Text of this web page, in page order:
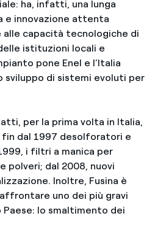
ha, infatti, una lunga
e innovazione attenta
alle capacità tecnologiche di
istituzioni locali e
pone Enel e l’Italia
sviluppo di sistemi evoluti per
per la prima volta in Italia,
dal 1997 desolforatori e
i filtri a manica per
polveri; dal 2008, nuovi
Inoltre, Fusina è
uno dei più gravi
lo smaltimento dei